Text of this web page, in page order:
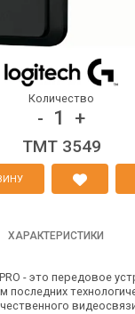
Количество
- 1 +
TMT 3549
ХАРАКТЕРИСТИКИ
- это передовое
последних